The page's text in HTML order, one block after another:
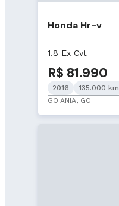
Honda Hr-v
1.8 Ex Cvt
R$ 81.990
2016
135.000 km
GOIANIA, GO